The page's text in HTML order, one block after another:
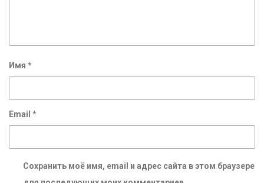
Имя *
Email *
Сохранить моё имя, email и адрес сайта в этом браузере